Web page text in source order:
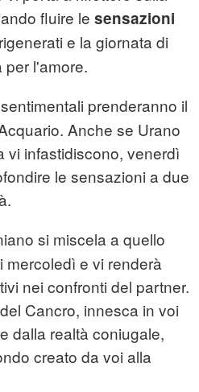
fluire le sensazioni
e la giornata di
per l'amore.
prenderanno il
Anche se Urano
vi infastidiscono, venerdì
le sensazioni a due
si miscela a quello
mercoledì e vi renderà
nei confronti del partner.
Cancro, innesca in voi
dalla realtà coniugale,
creato da voi alla